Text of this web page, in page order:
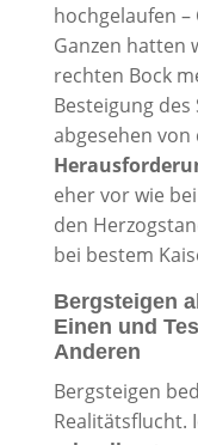
hochgelaufen
Ganzen hatten
rechten Bock
Besteigung des
abgesehen
eher vor wie
den
bei bestem
Bergsteigen
Einen und
Anderen
Bergsteigen
Realitätsflucht.